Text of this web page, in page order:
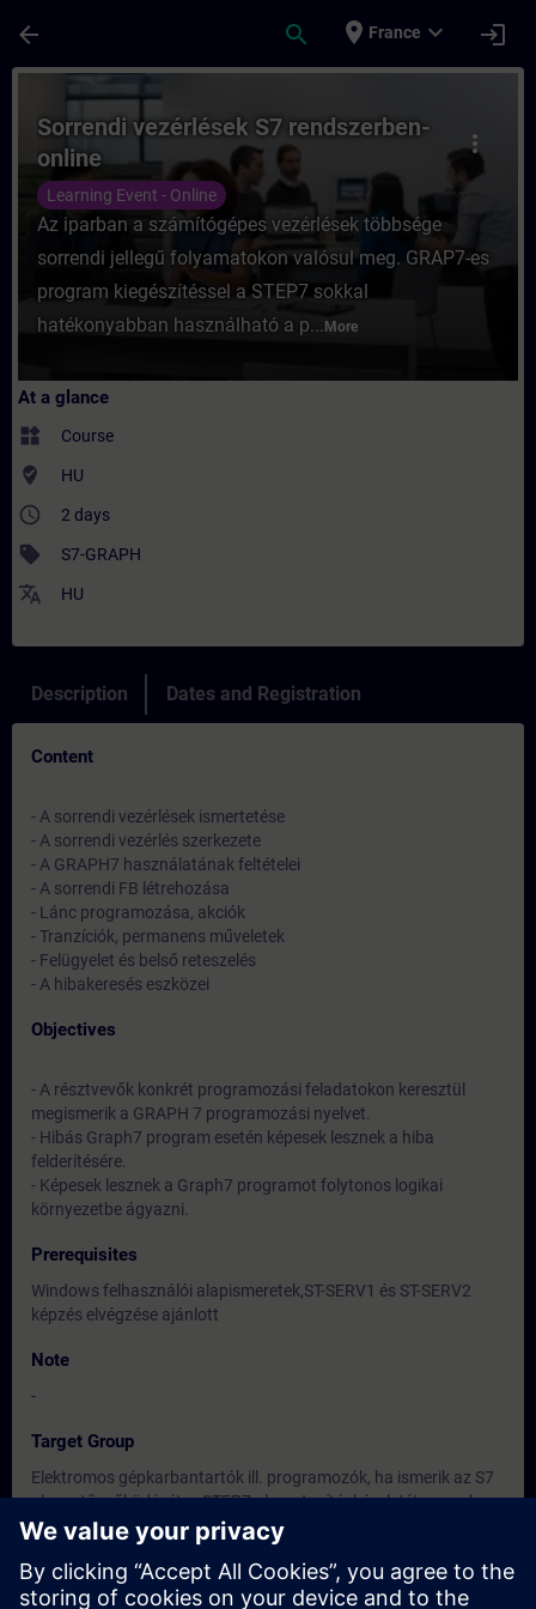
arrow_back search place France expand_more login
Course - Sorrendi vezérlések S7
more_vert
Sorrendi vezérlések S7 rendszerben-
online
Learning Event - Online
Az iparban a számítógépes vezérlések többsége
sorrendi jellegű folyamatokon valósul meg. GRAP7-es
program kiegészítéssel a STEP7 sokkal
hatékonyabban használható a p... More
At a glance
widgets Course
where_to_vote HU
access_time 2 days
sell S7-GRAPH
translate HU
Description Dates and Registration
Content
- A sorrendi vezérlések ismertetése
- A sorrendi vezérlés szerkezete
- A GRAPH7 használatának feltételei
- A sorrendi FB létrehozása
- Lánc programozása, akciók
- Tranzíciók, permanens műveletek
- Felügyelet és belső reteszelés
- A hibakeresés eszközei
Objectives
- A résztvevők konkrét programozási feladatokon keresztül
megismerik a GRAPH 7 programozási nyelvet.
- Hibás Graph7 program esetén képesek lesznek a hiba
felderítésére.
- Képesek lesznek a Graph7 programot folytonos logikai
környezetbe ágyazni.
Prerequisites
Windows felhasználói alapismeretek,ST-SERV1 és ST-SERV2
képzés elvégzése ajánlott
Note
-
Target Group
Elektromos gépkarbantartók ill. programozók, ha ismerik az S7
alapvető működését, a STEP7 alap-utasításkészletét, a rendszer
konfigurációját.